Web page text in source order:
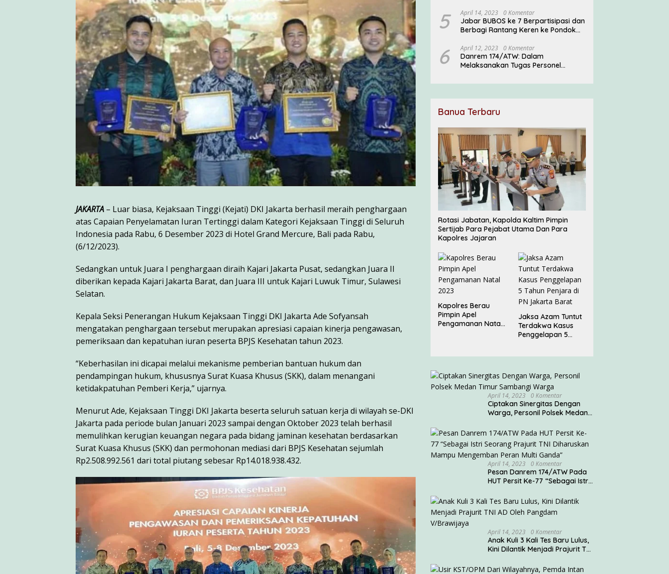
JAKARTA – Luar biasa, Kejaksaan Tinggi (Kejati) DKI Jakarta berhasil meraih penghargaan
atas Capaian Penyelamatan Iuran Tertinggi dalam Kategori Kejaksaan Tinggi di Seluruh
Indonesia pada Rabu, 6 Desember 2023 di Hotel Grand Mercure, Bali pada Rabu,
(6/12/2023).
Sedangkan untuk Juara I penghargaan diraih Kajari Jakarta Pusat, sedangkan Juara II
diberikan kepada Kajari Jakarta Barat, dan Juara III untuk Kajari Luwuk Timur, Sulawesi
Selatan.
Kepala Seksi Penerangan Hukum Kejaksaan Tinggi DKI Jakarta Ade Sofyansah
mengatakan penghargaan tersebut merupakan apresiasi capaian kinerja pengawasan,
pemeriksaan dan kepatuhan iuran peserta BPJS Kesehatan tahun 2023.
“Keberhasilan ini dicapai melalui mekanisme pemberian bantuan hukum dan
pendampingan hukum, khususnya Surat Kuasa Khusus (SKK), dalam menangani
ketidakpatuhan Pemberi Kerja,” ujarnya.
Menurut Ade, Kejaksaan Tinggi DKI Jakarta beserta seluruh satuan kerja di wilayah se-DKI
Jakarta pada periode bulan Januari 2023 sampai dengan Oktober 2023 telah berhasil
memulihkan kerugian keuangan negara pada bidang jaminan kesehatan berdasarkan
Surat Kuasa Khusus (SKK) dan permohonan mediasi dari BPJS Kesehatan sejumlah
Rp2.508.992.561 dari total piutang sebesar Rp14.018.938.432.
5 April 14, 2023 0 Komentar
Jabar BUBOS ke 7 Berpartisipasi dan
Berbagi Rantang Keren ke Pondok
6 April 12, 2023 0 Komentar
Danrem 174/ATW: Dalam
Melaksanakan Tugas Personel
Ti Waninggap
Banua Terbaru
Rotasi Jabatan, Kapolda Kaltim Pimpin
Sertijab Para Pejabat Utama Dan Para
Kapolres Jajaran
Kapolres Berau
Pimpin Apel
Pengamanan Natal
Jaksa Azam Tuntut
Terdakwa Kasus
Penggelapan 5
April 14, 2023 0 Komentar
Ciptakan Sinergitas Dengan
Warga, Personil Polsek Medan
April 14, 2023 0 Komentar
Pesan Danrem 174/ATW Pada
HUT Persit Ke-77 “Sebagai Istri
Diharuskan Mampu
Mengemban Peran Multi
Ganda”
April 14, 2023 0 Komentar
Anak Kuli 3 Kali Tes Baru Lulus,
Kini Dilantik Menjadi Prajurit TNI